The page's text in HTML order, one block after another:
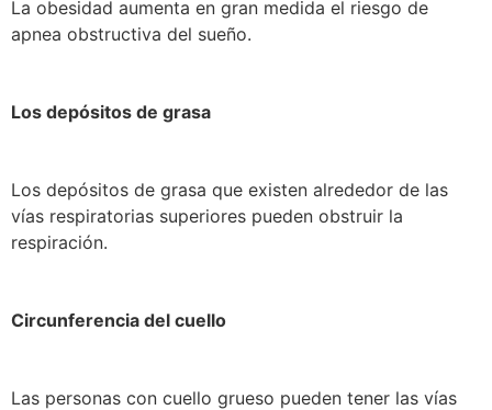
La obesidad aumenta en gran medida el riesgo de
apnea obstructiva del sueño.
Los depósitos de grasa
Los depósitos de grasa que existen alrededor de las
vías respiratorias superiores pueden obstruir la
respiración.
Circunferencia del cuello
Las personas con cuello grueso pueden tener las vías